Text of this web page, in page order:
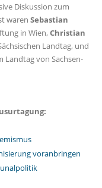
Diskussion zum
waren Sebastian
in Wien,Christian
Landtag, und
Landtag von Sachsen-
voranbringen